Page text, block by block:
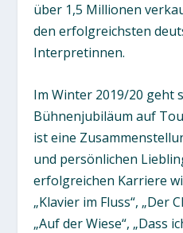
über 1,5 Millionen
den erfolgreichsten
Interpretinnen.
Im Winter 2019/20 geht
Bühnenjubiläum auf
ist eine
und persönlichen
erfolgreichen Karriere
„Klavier im Fluss“, „Der
„Auf der Wiese“, „Dass